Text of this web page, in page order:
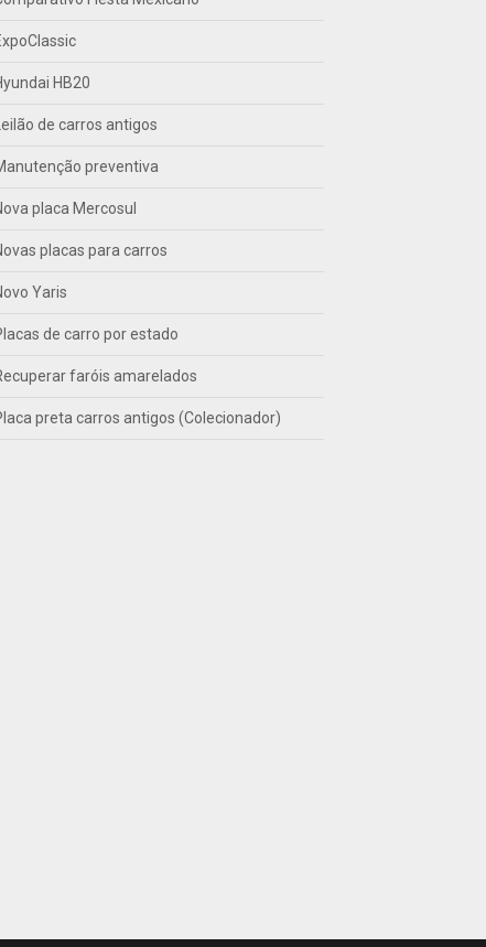
HB20
Leilão de carros antigos
preventiva
placa Mercosul
placas para carros
Yaris
de carro por estado
faróis amarelados
preta carros antigos (Colecionador)